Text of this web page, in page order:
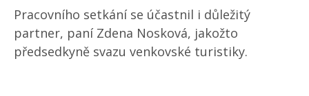
Pracovního setkání se účastnil i důležitý
partner, paní Zdena Nosková, jakožto
předsedkyně svazu venkovské turistiky.